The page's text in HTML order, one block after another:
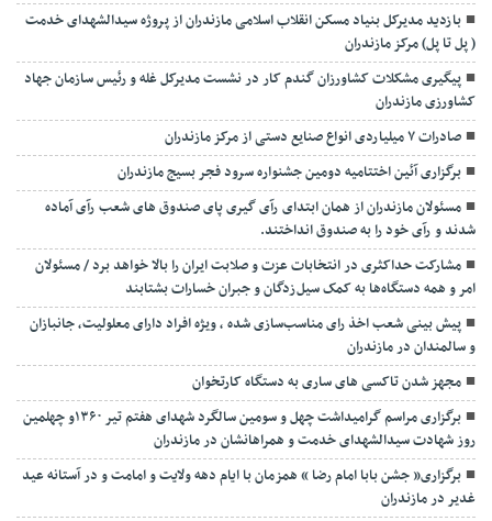
بازدید مدیرکل بنیاد مسکن انقلاب اسلامی مازندران از پروژه سیدالشهدای خدمت
( پل تا پل) مرکز مازندران
پیگیری مشکلات کشاورزان گندم کار در نشست مدیرکل غله و رئیس سازمان جهاد
کشاورزی مازندران
صادرات ۷ میلیاردی انواع صنایع دستی از مرکز مازندران
برگزاری آئین اختتامیه دومین جشنواره سرود فجر بسیج مازندران
مسئولان مازندران از همان ابتدای رآی گیری پای صندوق های شعب رآی آماده
شدند و رآی خود را به صندوق انداختند.
مشارکت حداکثری در انتخابات عزت و صلابت ایران را بالا خواهد برد / مسئولان
امر و همه دستگاه‌ها به کمک سیل‌زدگان و جبران خسارات بشتابند
پیش بینی شعب اخذ رای مناسب‌سازی شده ، ویژه افراد دارای معلولیت، جانبازان
و سالمندان در مازندران
مجهز شدن تاکسی های ساری به دستگاه کارتخوان
برگزاری مراسم گرامیداشت چهل و سومین سالگرد شهدای هفتم تیر ۱۳۶۰و چهلمین
روز شهادت سیدالشهدای خدمت و همراهانشان در مازندران
برگزاری« جشن بابا امام رضا » همزمان با ایام دهه ولایت و امامت و در آستانه عید
غدیر در مازندران